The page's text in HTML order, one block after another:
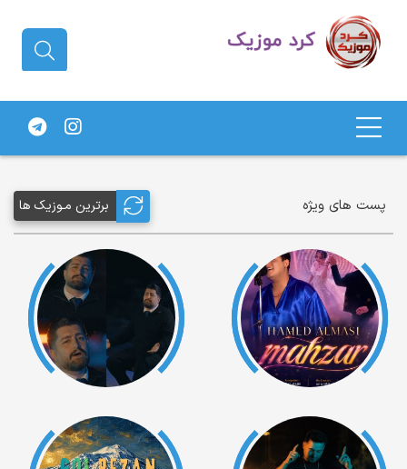
های کردی
پست های ویژه برترین مـوزیک ها